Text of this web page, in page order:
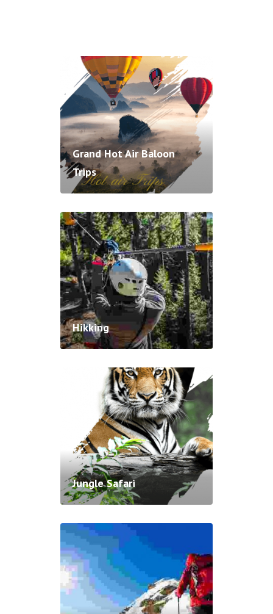
Grand Hot Air Baloon
Trips
Hikking
Jungle Safari